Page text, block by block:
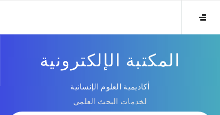
المكتبة الإلكترونية
أكاديمية العلوم الإنسانية
لخدمات البحث العلمي